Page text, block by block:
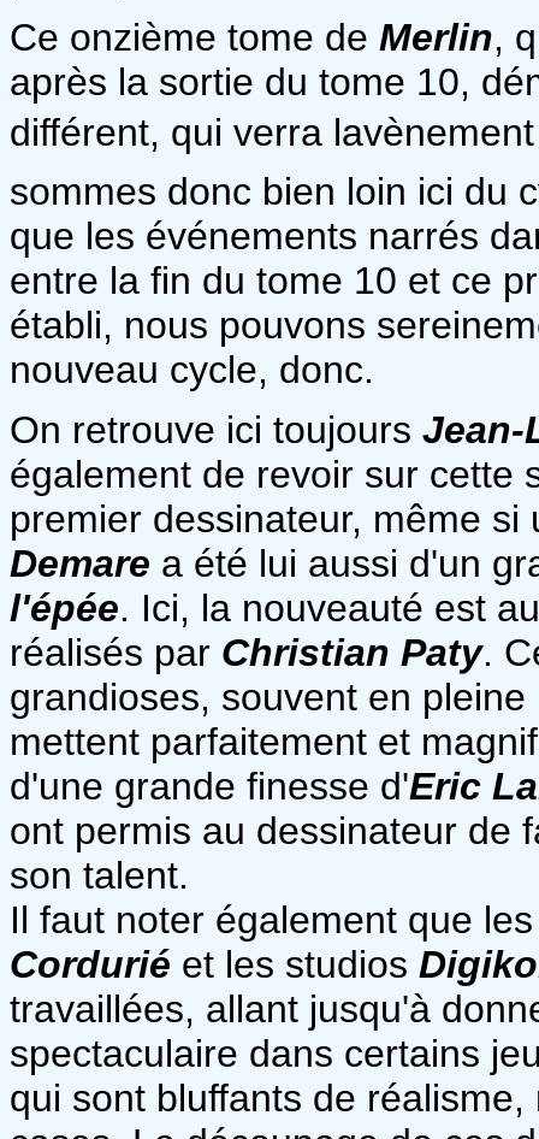
Ce onzième tome de Merlin,
après la sortie du tome 10,
différent, qui verra
sommes donc bien loin ici du
que les événements narrés
entre la fin du tome 10 et ce
établi, nous pouvons
nouveau cycle, donc.
On retrouve ici toujours Jean-
également de revoir sur cette
premier dessinateur, même
Demare a été lui aussi d'un
l'épée. Ici, la nouveauté est
réalisés par Christian Paty.
grandioses, souvent en
mettent parfaitement et
d'une grande finesse d'Eric
ont permis au dessinateur de
son talent.
Il faut noter également que
Cordurié et les studios
travaillées, allant jusqu'à
spectaculaire dans certains
qui sont bluffants de